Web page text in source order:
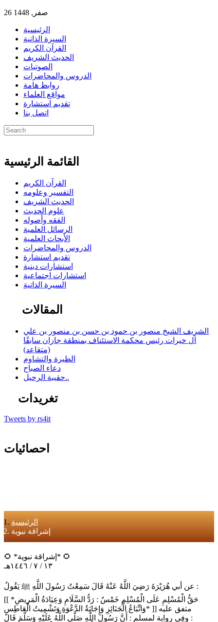
26 صفر, 1448
الرئيسية
السيرة الذاتية
القرآن الكريم
الحديث الشريف
الصوتيات
الدروس والمحاضرات
روابط هامة
مواقع العلماء
تقديم استشارة
اتصل بنا
القائمة الرئيسية
القرآن الكريم
التفسير وعلومه
الحديث الشريف
علوم الحديث
الفقه وأصوله
الرسائل العلمية
الأبحاث العلمية
الدروس والمحاضرات
تقديم استشارة
استشارات دينية
استشارات اجتماعية
السيرة الذاتية
المقالات
الشريف الشيخ منصور بن حمود بن حسن بن منصور بن علي
آل خيرات رئيس محكمة الاستئناف بمنطقة جازان سابقًا
(متقاعد)
الطيرة والتشاوم
دعاء الصباح
حقيبة الرحيل..
تغريدات
Tweets by rs4it
احصائيات
الرئيسية
إشراقة نبوية
🌻 *إشراقة نبوية* 🌻
١٣ / ٧ / ١٤٤٦هـ
عن أبي هُرَيْرَةَ رَضِيَ اللَّهُ عَنْهُ قَالَ سَمِعْتُ رَسُولَ اللَّهِ ﷺ يَقُولُ :
[[ *حَقُّ الْمُسْلِمِ عَلَى الْمُسْلِمِ خَمْسٌ : رَدُّ السَّلَامِ وَعِيَادَةُ الْمَرِيضِ
وَاتِّبَاعُ الْجَنَائِزِ وَإِجَابَةُ الدَّعْوَةِ وَتَشْمِيتُ الْعَاطِسِ* ]] متفق عليه
وفِي رواية لمسلم : أَنَّ رَسُولَ اللَّهِ صَلَّى اللَّهُ عَلَيْهِ وَسَلَّمَ قَالَ :